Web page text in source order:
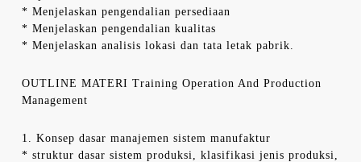
* Menjelaskan pengendalian persediaan
* Menjelaskan pengendalian kualitas
* Menjelaskan analisis lokasi dan tata letak pabrik.
OUTLINE MATERI Training Operation And Production
Management
1. Konsep dasar manajemen sistem manufaktur
* struktur dasar sistem produksi, klasifikasi jenis produksi,